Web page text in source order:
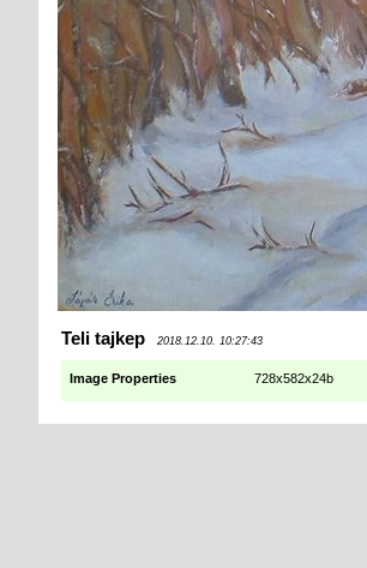
Teli tajkep 2018.12.10. 10:27:43
Image Properties 728x582x24b